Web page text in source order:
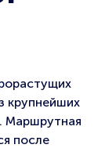
крупнейших
Маршрутная
после